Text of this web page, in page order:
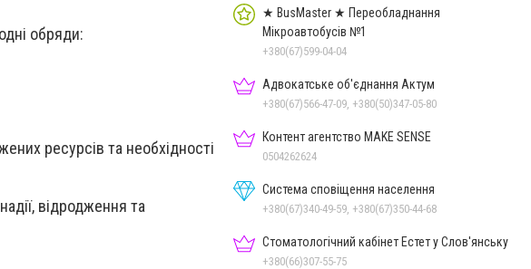
обряди:
ресурсів та необхідності
відродження та
★ BusMaster ★ Переобладнання
Мікроавтобусів №1
+380(67)599-04-04
Адвокатське об'єднання Актум
+380(67)566-47-09, +380(50)347-05-80
Контент агентство MAKE SENSE
0504262624
Система сповіщення населення
+380(67)340-49-59, +380(67)350-44-68
Стоматологічний кабінет Естет у Слов'янську
+380(66)307-55-75